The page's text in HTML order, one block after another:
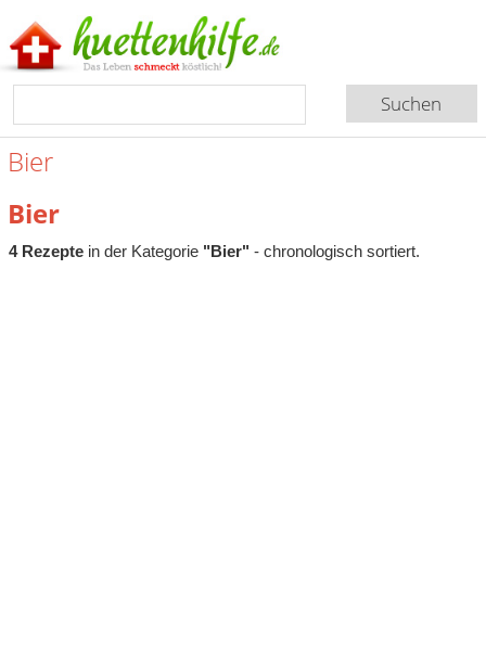
Bier
Bier
4 Rezeptein der Kategorie "Bier" - chronologisch sortiert.